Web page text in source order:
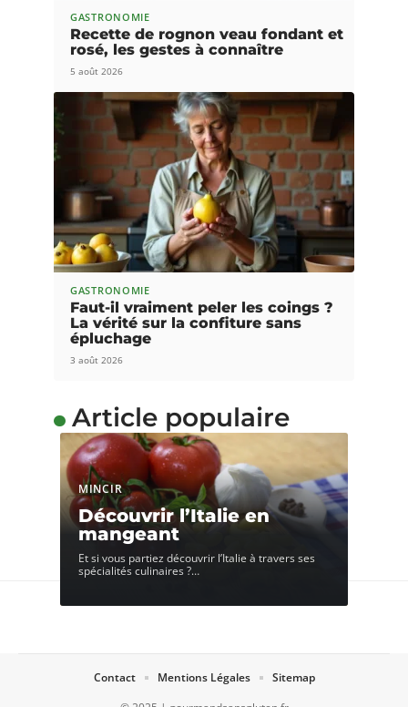
GASTRONOMIE
Recette de rognon veau fondant et
rosé, les gestes à connaître
5 août 2026
GASTRONOMIE
Faut-il vraiment peler les coings ?
La vérité sur la confiture sans
épluchage
3 août 2026
Article populaire
MINCIR
Découvrir l’Italie en
mangeant
Et si vous partiez découvrir l’Italie à travers ses
spécialités culinaires ?…
Contact Mentions Légales Sitemap